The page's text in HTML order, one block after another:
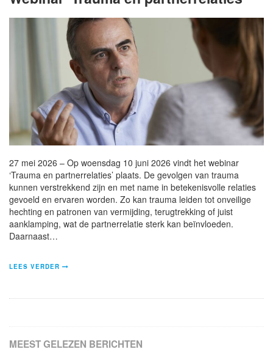
27 mei 2026 – Op woensdag 10 juni 2026 vindt het webinar
‘Trauma en partnerrelaties’ plaats. De gevolgen van trauma
kunnen verstrekkend zijn en met name in betekenisvolle relaties
gevoeld en ervaren worden. Zo kan trauma leiden tot onveilige
hechting en patronen van vermijding, terugtrekking of juist
aanklamping, wat de partnerrelatie sterk kan beïnvloeden.
Daarnaast…
LEES VERDER
MEEST GELEZEN BERICHTEN